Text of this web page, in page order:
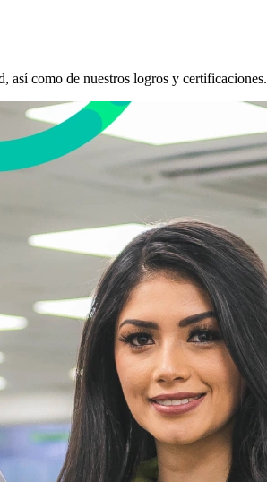
así como de nuestros logros y certificaciones.